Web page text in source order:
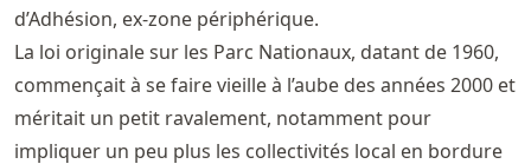
d’Adhésion, ex-zone périphérique.
La loi originale sur les Parc Nationaux, datant de 1960,
commençait à se faire vieille à l’aube des années 2000 et
méritait un petit ravalement, notamment pour
impliquer un peu plus les collectivités local en bordure